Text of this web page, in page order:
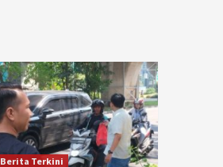
Berita Terkini